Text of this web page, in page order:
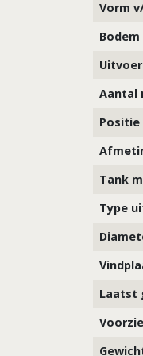
Vorm
Bodem
Aantal
Positie
Tank
Type
Laatst